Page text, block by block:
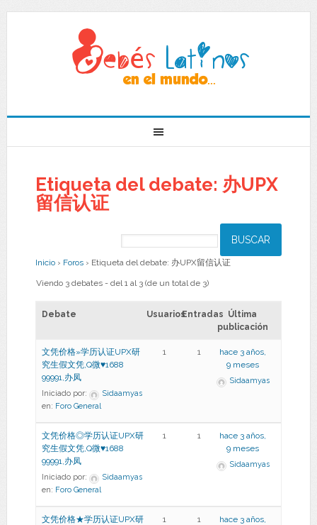
Etiqueta del debate: 办UPX
留信认证
Inicio › Foros › Etiqueta del debate: 办UPX留信认证
Viendo 3 debates - del 1 al 3 (de un total de 3)
Debate UsuariosEntradas Última
publicación
文凭价格»学历认证UPX研
究生假文凭,Q微♥1688
99991,办凤
Iniciado por:
Sidaamyas
en: Foro General
1 1
hace 3 años,
9 meses
Sidaamyas
文凭价格◎学历认证UPX研
究生假文凭,Q微♥1688
99991,办凤
Iniciado por:
Sidaamyas
en: Foro General
1 1
hace 3 años,
9 meses
Sidaamyas
文凭价格★学历认证UPX研
1 1
hace 3 años,